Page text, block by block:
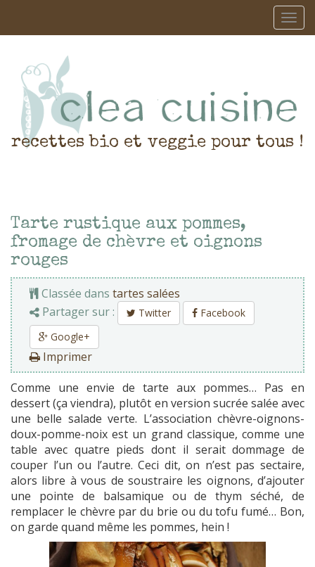
recettes bio et veggie pour tous !
Tarte rustique aux pommes,
fromage de chèvre et oignons
rouges
Classée dans tartes salées
Partager sur :
Twitter
Facebook
Google+
Imprimer
Comme une envie de tarte aux pommes… Pas en
dessert (ça viendra), plutôt en version sucrée salée avec
une belle salade verte. L’association chèvre-oignons-
doux-pomme-noix est un grand classique, comme une
table avec quatre pieds dont il serait dommage de
couper l’un ou l’autre. Ceci dit, on n’est pas sectaire,
alors libre à vous de soustraire les oignons, d’ajouter
une pointe de balsamique ou de thym séché, de
remplacer le chèvre par du brie ou du tofu fumé… Bon,
on garde quand même les pommes, hein !